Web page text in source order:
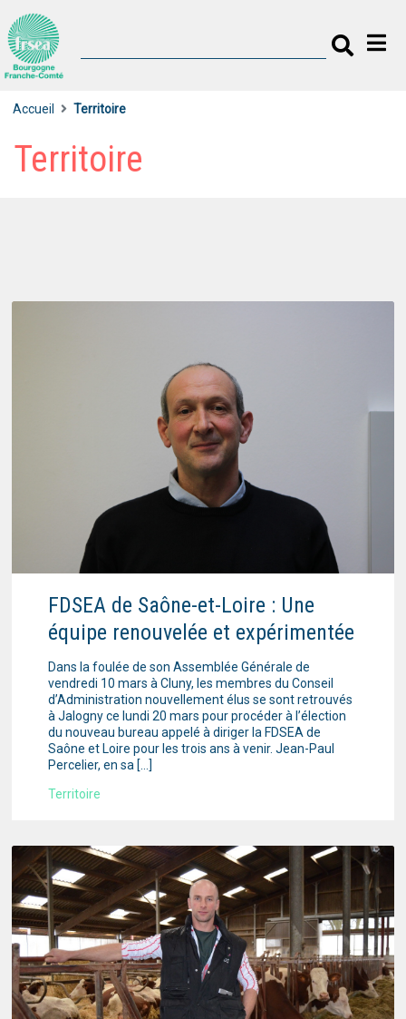
Accueil Territoire
Territoire
FDSEA de Saône-et-Loire : Une
équipe renouvelée et expérimentée
Dans la foulée de son Assemblée Générale de
vendredi 10 mars à Cluny, les membres du Conseil
d’Administration nouvellement élus se sont retrouvés
à Jalogny ce lundi 20 mars pour procéder à l’élection
du nouveau bureau appelé à diriger la FDSEA de
Saône et Loire pour les trois ans à venir. Jean-Paul
Percelier, en sa […]
Territoire